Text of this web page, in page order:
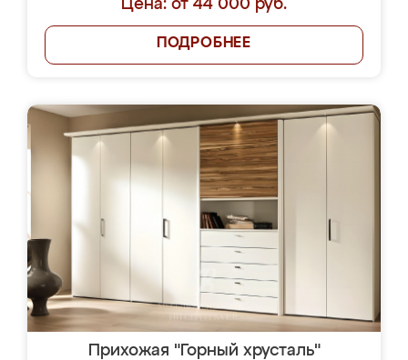
Цена: от 44 000 руб.
ПОДРОБНЕЕ
Прихожая "Горный хрусталь"